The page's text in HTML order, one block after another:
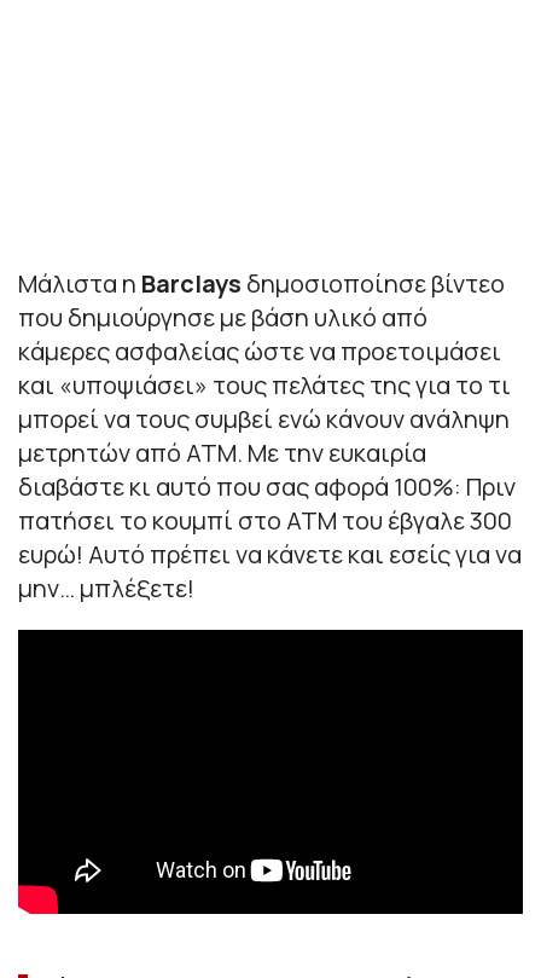
Μάλιστα η Barclays δημοσιοποίησε βίντεο
που δημιούργησε με βάση υλικό από
κάμερες ασφαλείας ώστε να προετοιμάσει
και «υποψιάσει» τους πελάτες της για το τι
μπορεί να τους συμβεί ενώ κάνουν ανάληψη
μετρητών από ΑΤΜ. Με την ευκαιρία
διαβάστε κι αυτό που σας αφορά 100%: Πριν
πατήσει το κουμπί στο ΑΤΜ του έβγαλε 300
ευρώ! Αυτό πρέπει να κάνετε και εσείς για να
μην… μπλέξετε!